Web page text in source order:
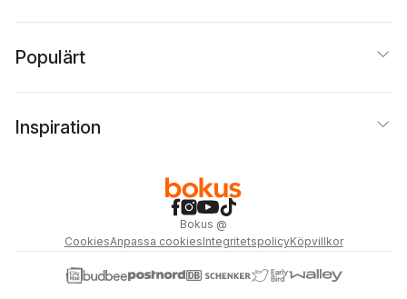
Populärt
Inspiration
Bokus @
CookiesAnpassa cookiesIntegritetspolicyKöpvillkor